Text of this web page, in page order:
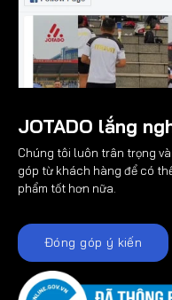
JOTADO lắng
Chúng tôi luôn trân trọng
góp từ khách hàng để có
phẩm tốt hơn nữa.
Đóng góp ý kiến